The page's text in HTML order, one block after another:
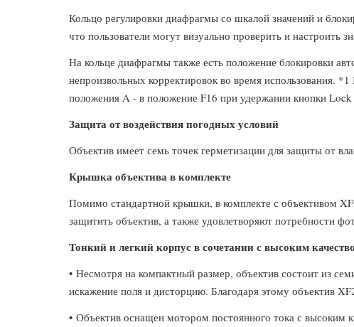
Кольцо регулировки диафрагмы со шкалой значений и
что пользователи могут визуально проверить и настроить
На кольце диафрагмы также есть положение блокировки
непроизвольных корректировок во время использования.
положения A - в положение F16 при удержании кнопки Lock
Защита от воздействия погодных условий
Объектив имеет семь точек герметизации для защиты от
Крышка объектива в комплекте
Помимо стандартной крышки, в комплекте с объективом
защитить объектив, а также удовлетворяют потребности
Тонкий и легкий корпус в сочетании с высоким
• Несмотря на компактный размер, объектив состоит из
искажение поля и дисторцию. Благодаря этому объектив
• Объектив оснащен мотором постоянного тока с